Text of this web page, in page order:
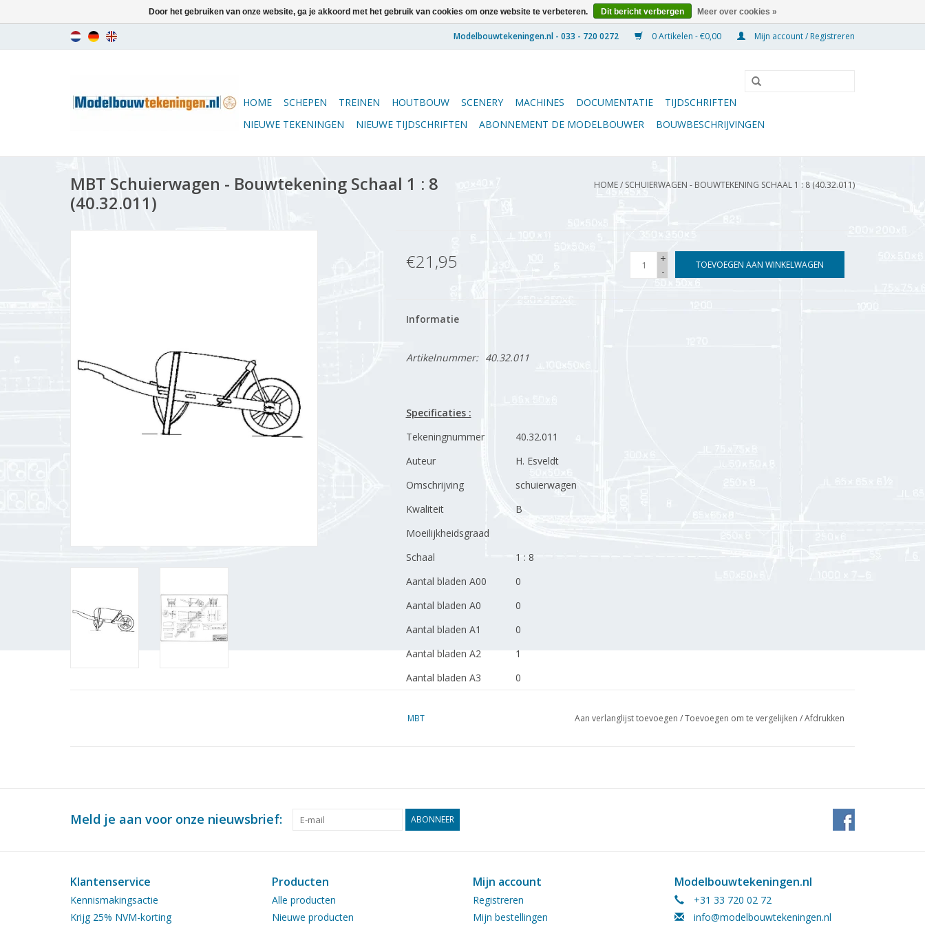
0 Artikelen - €0,00 Mijn account / Registreren
HOME SCHEPEN TREINEN HOUTBOUW SCENERY MACHINES DOCUMENTATIE
TIJDSCHRIFTEN
NIEUWE TEKENINGEN
NIEUWE TIJDSCHRIFTEN ABONNEMENT DE MODELBOUWER BOUWBESCHRIJVINGEN
MBT Schuierwagen - Bouwtekening Schaal 1 : 8
(40.32.011)
HOME/ SCHUIERWAGEN - BOUWTEKENING SCHAAL 1 : 8 (40.32.011)
€21,95
+
-
TOEVOEGEN AAN WINKELWAGEN
Informatie
Artikelnummer: 40.32.011
Specificaties :
Tekeningnummer
40.32.011
Auteur
H. Esveldt
Omschrijving
schuierwagen
Kwaliteit
B
Moeilijkheidsgraad
Schaal
1 : 8
Aantal bladen A00
0
Aantal bladen A0
0
Aantal bladen A1
0
Aantal bladen A2
1
Aantal bladen A3
0
Totaal aantal bladen
Bijzonderheden
MBT Aan verlanglijst toevoegen /Toevoegen om te vergelijken /Afdrukken
Meld je aan voor onze nieuwsbrief: ABONNEER
Klantenservice
Kennismakingsactie
Krijg 25% NVM-korting
Producten
Alle producten
Nieuwe producten
Mijn account
Registreren
Mijn bestellingen
Modelbouwtekeningen.nl
+31 33 720 02 72
info@modelbouwtekeningen.nl
Door het gebruiken van onze website, ga je akkoord met het gebruik van cookies om onze website te verbeteren. Dit bericht verbergen Meer over cookies »